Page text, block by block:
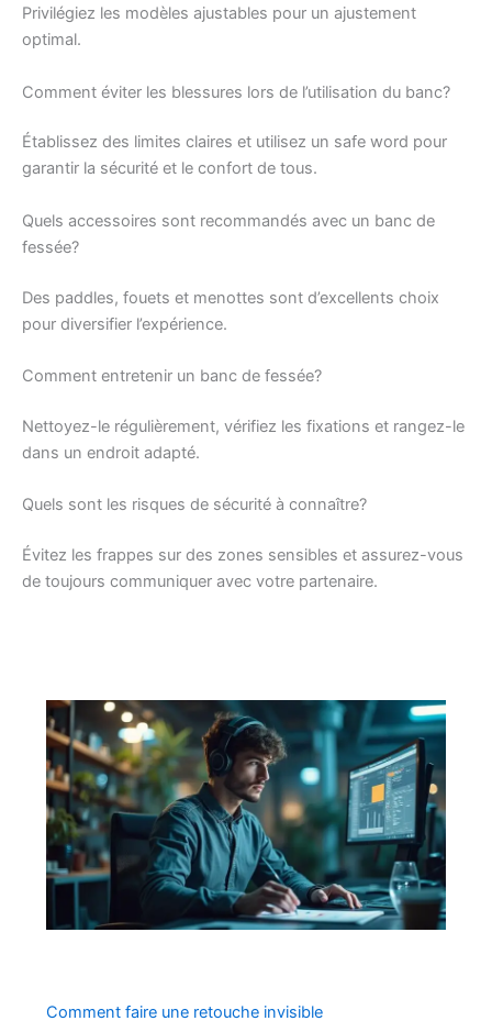
Privilégiez les modèles ajustables pour un ajustement
optimal.
Comment éviter les blessures lors de l’utilisation du banc?
Établissez des limites claires et utilisez un safe word pour
garantir la sécurité et le confort de tous.
Quels accessoires sont recommandés avec un banc de
fessée?
Des paddles, fouets et menottes sont d’excellents choix
pour diversifier l’expérience.
Comment entretenir un banc de fessée?
Nettoyez-le régulièrement, vérifiez les fixations et rangez-le
dans un endroit adapté.
Quels sont les risques de sécurité à connaître?
Évitez les frappes sur des zones sensibles et assurez-vous
de toujours communiquer avec votre partenaire.
Comment faire une retouche invisible